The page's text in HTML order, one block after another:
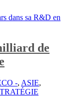
de
-, ASIE,